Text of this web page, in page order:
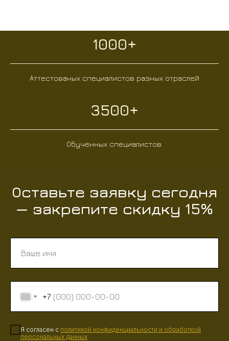
1000+
Аттестованых специалистов разных отраслей
3500+
Обученных специалистов.
Оставьте заявку сегодня
— закрепите скидку 15%
+7
Я согласен с политикой конфиденциальности и обработкой
персональных данных